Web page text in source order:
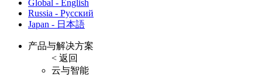
Global - English
Russia - Русский
Japan - 日本語
产品与解决方案
< 返回
云与智能